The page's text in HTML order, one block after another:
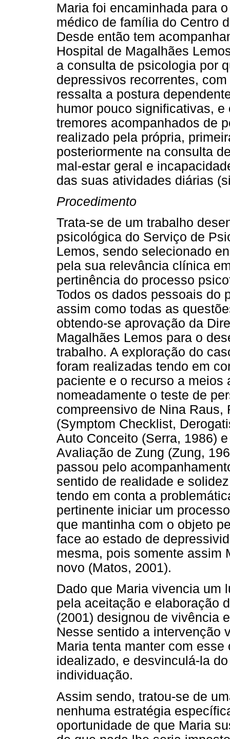
Maria foi encaminhada para
médico de família do Centro
Desde então tem
Hospital de Magalhães
a consulta de psicologia por
depressivos recorrentes,
ressalta a postura
humor pouco significativas,
tremores acompanhados de
realizado pela própria,
posteriormente na consulta
mal-estar geral e
das suas atividades diárias
Procedimento
Trata-se de um trabalho
psicológica do Serviço de
Lemos, sendo selecionado
pela sua relevância clínica
pertinência do processo
Todos os dados pessoais do
assim como todas as
obtendo-se aprovação da
Magalhães Lemos para o
trabalho. A exploração do
foram realizadas tendo em
paciente e o recurso a
nomeadamente o teste de
compreensivo de Nina Raus,
(Symptom Checklist,
Auto Conceito (Serra, 1986)
Avaliação de Zung (Zung,
passou pelo
sentido de realidade e
tendo em conta a
pertinente iniciar um
que mantinha com o objeto
face ao estado de
mesma, pois somente assim
novo (Matos, 2001).
Dado que Maria vivencia um
pela aceitação e elaboração
(2001) designou de vivência
Nesse sentido a intervenção
Maria tenta manter com
idealizado, e desvinculá-la
individuação.
Assim sendo, tratou-se de
nenhuma estratégia
oportunidade de que Maria